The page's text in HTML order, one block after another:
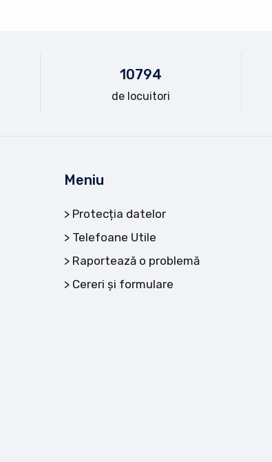
10794
de locuitori
Meniu
Protecția datelor
Telefoane Utile
Raportează o problemă
Cereri și formulare